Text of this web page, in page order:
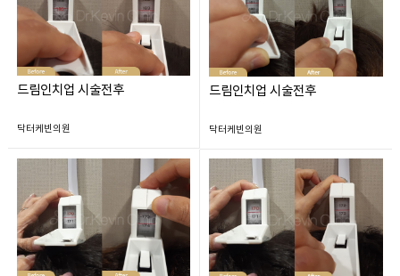
드림인치업 시술전후
닥터케빈의원
드림인치업 시술전후
닥터케빈의원